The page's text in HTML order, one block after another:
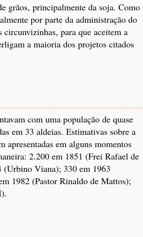
grãos, principalmente da soja. Como
por parte da administração do
circunvizinhas, para que aceitem a
a maioria dos projetos citados
com uma população de quase
em 33 aldeias. Estimativas sobre a
apresentadas em alguns momentos
2.200 em 1851 (Frei Rafael de
(Urbino Viana); 330 em 1963
1982 (Pastor Rinaldo de Mattos);